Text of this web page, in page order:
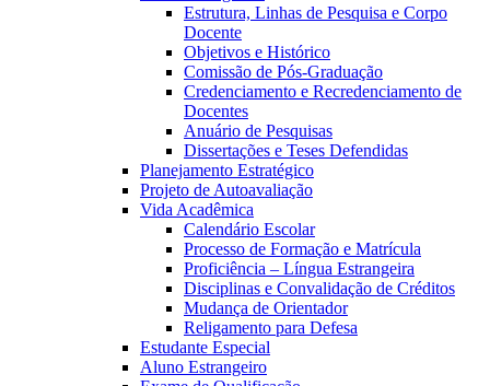
Estrutura, Linhas de Pesquisa e Corpo
Docente
Objetivos e Histórico
Comissão de Pós-Graduação
Credenciamento e Recredenciamento de
Docentes
Anuário de Pesquisas
Dissertações e Teses Defendidas
Planejamento Estratégico
Projeto de Autoavaliação
Vida Acadêmica
Calendário Escolar
Processo de Formação e Matrícula
Proficiência – Língua Estrangeira
Disciplinas e Convalidação de Créditos
Mudança de Orientador
Religamento para Defesa
Estudante Especial
Aluno Estrangeiro